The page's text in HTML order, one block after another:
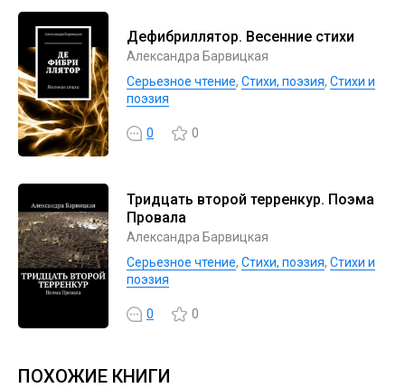
Дефибриллятор. Весенние стихи
Александра Барвицкая
Серьезное чтение, Cтихи, поэзия, Стихи и
поэзия
0 0
Тридцать второй терренкур. Поэма
Провала
Александра Барвицкая
Серьезное чтение, Cтихи, поэзия, Стихи и
поэзия
0 0
ПОХОЖИЕ КНИГИ